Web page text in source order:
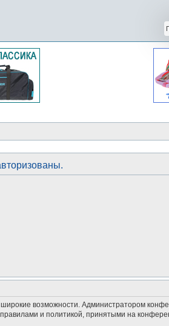
возможности. Администратором
и политикой, принятыми на